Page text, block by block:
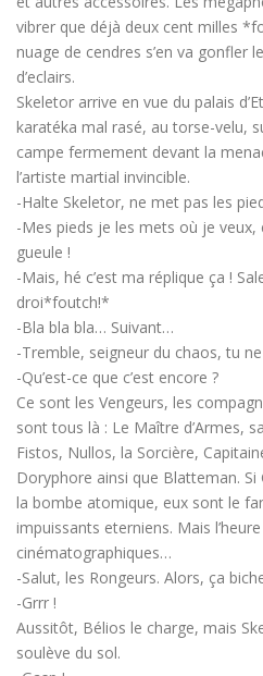
vibrer que déjà deux cent milles
nuage de cendres s’en va gonfler
d’eclairs.
Skeletor arrive en vue du palais
karatéka mal rasé, au torse-velu,
campe fermement devant la
l’artiste martial invincible.
-Halte Skeletor, ne met pas les
-Mes pieds je les mets où je veux,
gueule !
-Mais, hé c’est ma réplique ça !
droi*foutch!*
-Bla bla bla… Suivant…
-Tremble, seigneur du chaos, tu
-Qu’est-ce que c’est encore ?
Ce sont les Vengeurs, les
sont tous là : Le Maître d’Armes,
Fistos, Nullos, la Sorcière,
Doryphore ainsi que Blatteman.
la bombe atomique, eux sont le
impuissants eterniens. Mais
cinématographiques…
-Salut, les Rongeurs. Alors, ça
-Grrr !
Aussitôt, Bélios le charge, mais
soulève du sol.